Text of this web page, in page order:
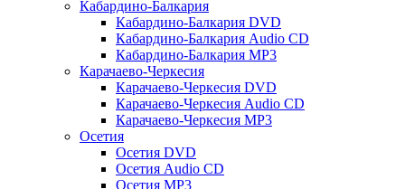
Кабардино-Балкария
Кабардино-Балкария DVD
Кабардино-Балкария Audio CD
Кабардино-Балкария MP3
Карачаево-Черкесия
Карачаево-Черкесия DVD
Карачаево-Черкесия Audio CD
Карачаево-Черкесия MP3
Осетия
Осетия DVD
Осетия Audio CD
Осетия MP3